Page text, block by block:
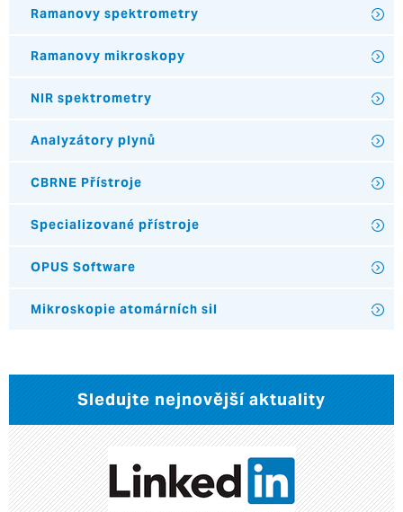
Ramanovy spektrometry
Ramanovy mikroskopy
NIR spektrometry
Analyzátory plynů
CBRNE Přístroje
Specializované přístroje
OPUS Software
Mikroskopie atomárních sil
Sledujte nejnovější aktuality